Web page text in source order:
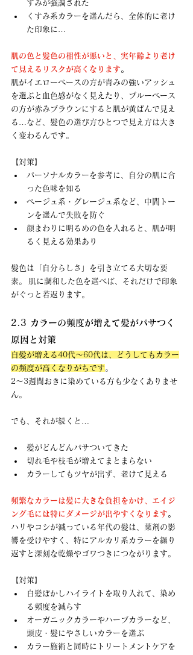
すみが強調された
くすみ系カラーを選んだら、全体的に老け
た印象に…
肌の色と髪色の相性が悪いと、実年齢より老け
て見えるリスクが高くなります。
肌がイエローベースの方が青みの強いアッシュ
を選ぶと血色感がなく見えたり、ブルーベース
の方が赤みブラウンにすると肌が黄ばんで見え
る…など、髪色の選び方ひとつで見え方は大き
く変わるんです。
【対策】
パーソナルカラーを参考に、自分の肌に合
った色味を知る
ベージュ系・グレージュ系など、中間トー
ンを選んで失敗を防ぐ
顔まわりに明るめの色を入れると、肌が明
るく見える効果あり
髪色は「自分らしさ」を引き立てる大切な要
素。 肌に調和した色を選べば、それだけで印象
がぐっと若返ります。
2.3 カラーの頻度が増えて髪がパサつく
原因と対策
白髪が増える40代〜60代は、どうしてもカラー
の頻度が高くなりがちです。
2〜3週間おきに染めている方も少なくありませ
ん。
でも、それが続くと…
髪がどんどんパサついてきた
切れ毛や枝毛が増えてまとまらない
カラーしてもツヤが出ず、老けて見える
頻繁なカラーは髪に大きな負担をかけ、エイジ
ング毛には特にダメージが出やすくなります。
ハリやコシが減っている年代の髪は、薬剤の影
響を受けやすく、特にアルカリ系カラーを繰り
返すと深刻な乾燥やゴワつきにつながります。
【対策】
白髪ぼかしハイライトを取り入れて、染め
る頻度を減らす
オーガニックカラーやハーブカラーなど、
頭皮・髪にやさしいカラーを選ぶ
カラー施術と同時にトリートメントケアを